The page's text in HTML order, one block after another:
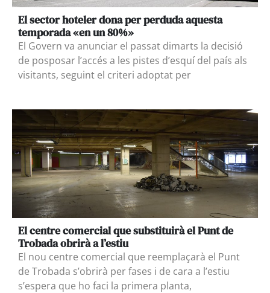
El sector hoteler dona per perduda aquesta
temporada «en un 80%»
El Govern va anunciar el passat dimarts la decisió
de posposar l’accés a les pistes d’esquí del país als
visitants, seguint el criteri adoptat per
El centre comercial que substituirà el Punt de
Trobada obrirà a l’estiu
El nou centre comercial que reemplaçarà el Punt
de Trobada s’obrirà per fases i de cara a l’estiu
s’espera que ho faci la primera planta,